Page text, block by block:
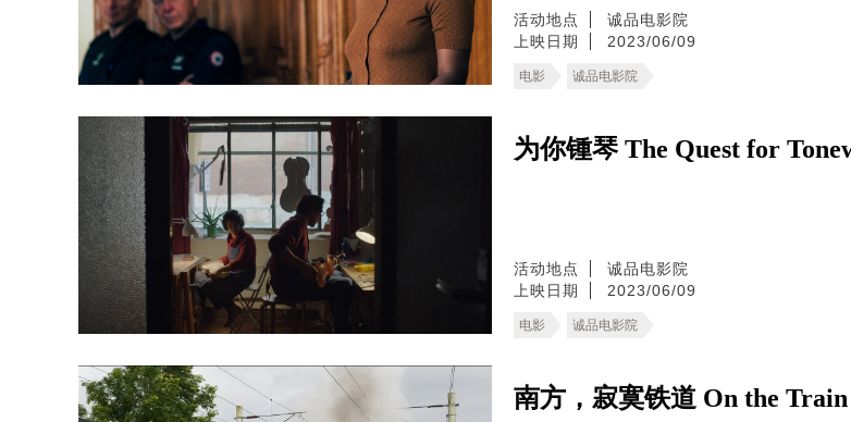
活动地点
诚品电影院
上映日期
2023/06/09
电影 诚品电影院
为你锺琴 The Quest for
活动地点
诚品电影院
上映日期
2023/06/09
电影 诚品电影院
南方，寂寞铁道 On the Train